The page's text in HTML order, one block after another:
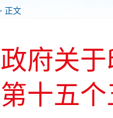
正文
府关
第十五